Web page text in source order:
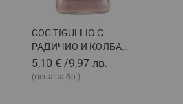
СОС TIGULLIО С
РАДИЧИО И КОЛБАС
185 Г
5,10 € /9,97 лв.
(цена за бр.)